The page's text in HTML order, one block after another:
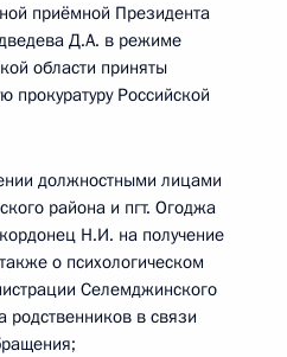
приёмной Президента
Д.А. в режиме
области приняты
прокуратуру Российской
должностными лицами
района и пгт. Огоджа
Н.И. на получение
о психологическом
Селемджинского
родственников в связи